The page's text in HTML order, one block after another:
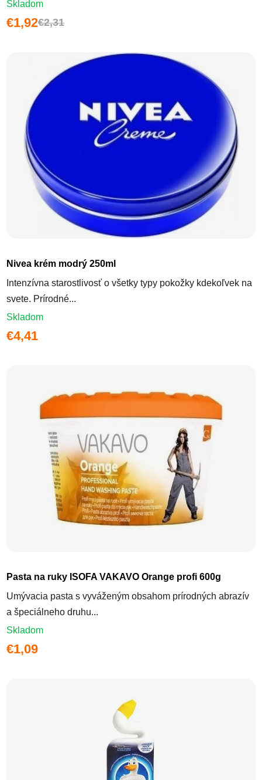
Skladom
€1,92€2,31
Nivea krém modrý 250ml
Intenzívna starostlivosť o všetky typy pokožky kdekoľvek na
svete. Prírodné...
Skladom
€4,41
Pasta na ruky ISOFA VAKAVO Orange profi 600g
Umývacia pasta s vyváženým obsahom prírodných abrazív
a špeciálneho druhu...
Skladom
€1,09